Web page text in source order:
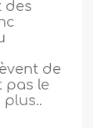
des
de
pas le